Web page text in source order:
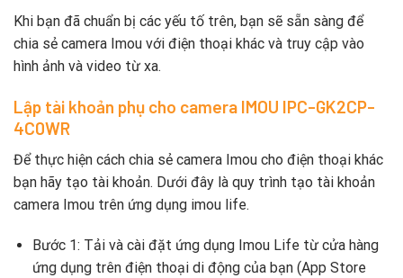
Khi bạn đã chuẩn bị các yếu tố trên, bạn sẽ sẵn sàng để
chia sẻ camera Imou với điện thoại khác và truy cập vào
hình ảnh và video từ xa.
Lập tài khoản phụ cho camera IMOU IPC-GK2CP-
4C0WR
Để thực hiện cách chia sẻ camera Imou cho điện thoại khác
bạn hãy tạo tài khoản. Dưới đây là quy trình tạo tài khoản
camera Imou trên ứng dụng imou life.
Bước 1: Tải và cài đặt ứng dụng Imou Life từ cửa hàng
ứng dụng trên điện thoại di động của bạn (App Store